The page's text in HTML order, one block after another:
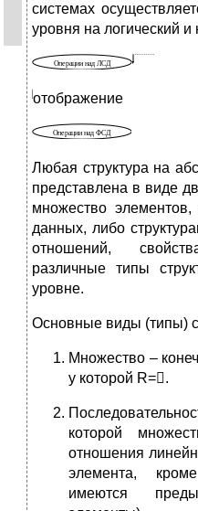
системах
уровня на логический и
отображение
Любая структура на
представлена в виде
множество
данных, либо
отношений,
различные типы
уровне.
Основные виды (типы)
Множество –
у которой R=.
которой
отношения
элемента,
имеются